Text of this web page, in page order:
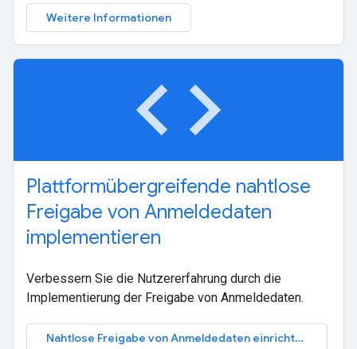
Weitere Informationen
code
Plattformübergreifende nahtlose
Freigabe von Anmeldedaten
implementieren
Verbessern Sie die Nutzererfahrung durch die
Implementierung der Freigabe von Anmeldedaten.
Nahtlose Freigabe von Anmeldedaten einrichten